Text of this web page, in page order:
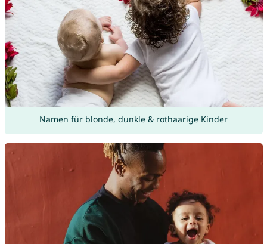
Namen für blonde, dunkle & rothaarige Kinder